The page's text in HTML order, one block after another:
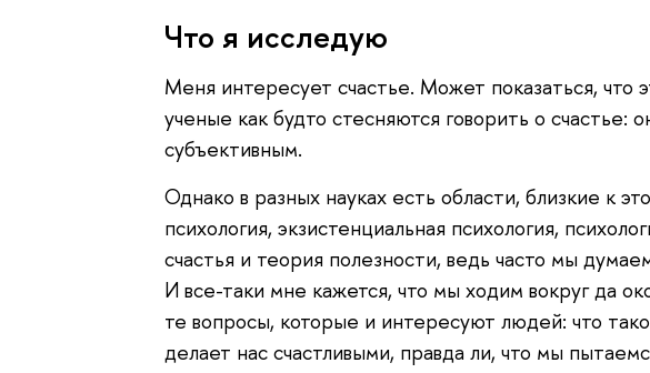
Что я исследую
Меня интересует счастье. Может показаться, что
ученые как будто стесняются говорить о счастье:
субъективным.
Однако в разных науках есть области, близкие к
психология, экзистенциальная психология,
счастья и теория полезности, ведь часто мы
И все-таки мне кажется, что мы ходим вокруг да
те вопросы, которые и интересуют людей: что
делает нас счастливыми, правда ли, что мы